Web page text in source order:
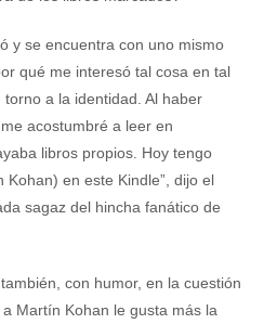
y se encuentra con uno mismo
qué me interesó tal cosa en tal
a la identidad. Al haber
acostumbré a leer en
libros propios. Hoy tengo
en este Kindle”, dijo el
sagaz del hincha fanático de
con humor, en la cuestión
Martín Kohan le gusta más la